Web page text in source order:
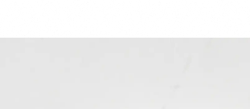
で、愛犬が美味しく健康的な身体づくりをする